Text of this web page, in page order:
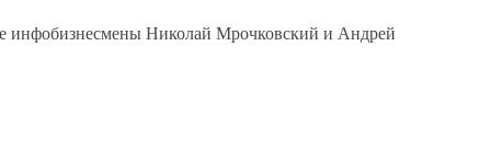
инфобизнесмены Николай Мрочковский и Андрей